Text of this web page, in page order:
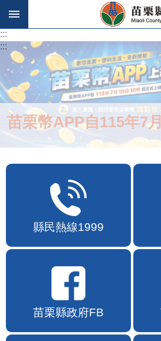
跳到主要內容區塊
:::
:::
苗栗幣APP自115年7
縣民熱線1999
苗栗縣政府FB